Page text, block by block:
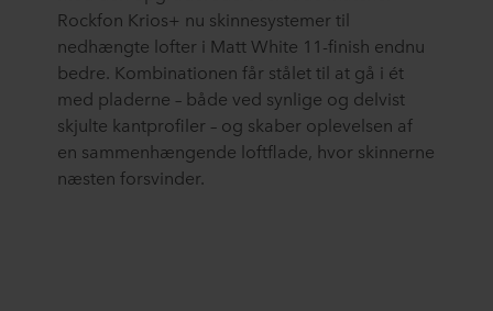
Rockfon Krios+ nu skinnesystemer til
nedhængte lofter i Matt White 11-finish endnu
bedre. Kombinationen får stålet til at gå i ét
med pladerne – både ved synlige og delvist
skjulte kantprofiler – og skaber oplevelsen af
en sammenhængende loftflade, hvor skinnerne
næsten forsvinder.